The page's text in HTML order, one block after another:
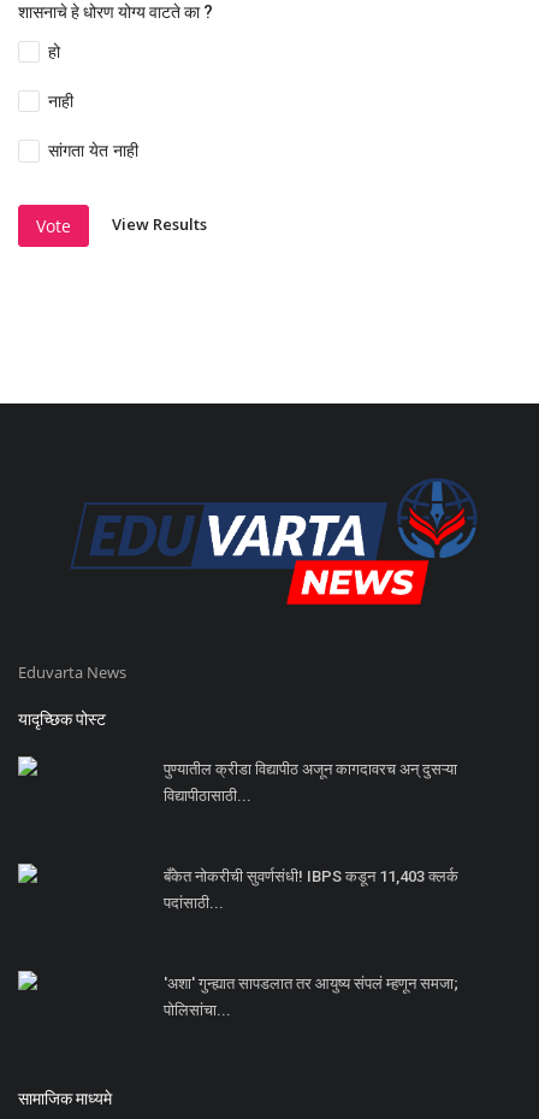
शासनाचे हे धोरण योग्य वाटते का ?
हो
नाही
सांगता येत नाही
Vote View Results
Eduvarta News
यादृच्छिक पोस्ट
पुण्यातील क्रीडा विद्यापीठ अजून कागदावरच अन् दुसऱ्या
विद्यापीठासाठी...
बँकेत नोकरीची सुवर्णसंधी! IBPS कडून 11,403 क्लर्क
पदांसाठी...
'अशा' गुन्ह्यात सापडलात तर आयुष्य संपलं म्हणून समजा;
पोलिसांचा...
सामाजिक माध्यमे